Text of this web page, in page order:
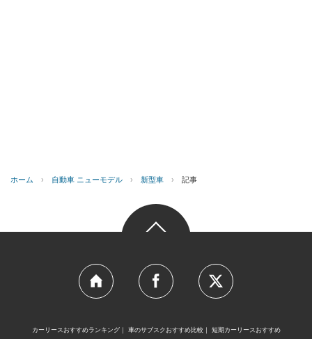
ホーム › 自動車 ニューモデル › 新型車 › 記事
カーリースおすすめランキング 車のサブスクおすすめ比較 短期カーリースおすすめ